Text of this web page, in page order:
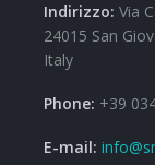
Indirizzo: Via
24015 San
Italy
Phone: +39
E-mail: